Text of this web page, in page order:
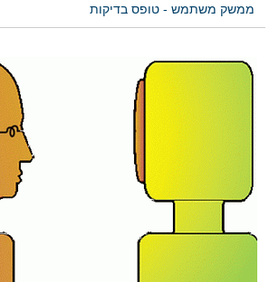
ממשק משתמש - טופס בדיקות